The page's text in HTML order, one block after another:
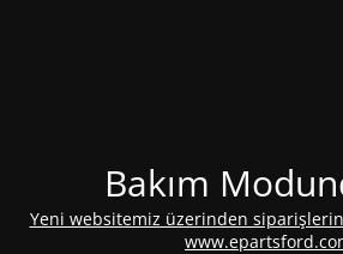
Bakım
Yeni websitemiz üzerinden